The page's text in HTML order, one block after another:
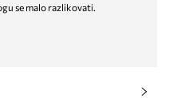
se malo razlikovati.